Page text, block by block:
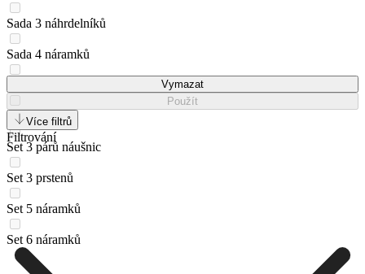
Sada 3 náhrdelníků
Sada 4 náramků
Set 3 náušnic
Set 3 párů náušnic
Set 3 prstenů
Set 5 náramků
Set 6 náramků
Vymazat
Použít
Více filtrů
Filtrování